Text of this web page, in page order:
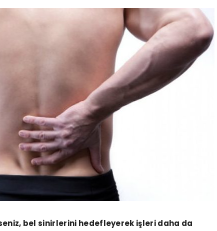
bel sinirlerini hedefleyerek işleri daha da